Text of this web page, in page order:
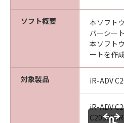
の関連会社、それらの販
のいずれも、「本ソフト
品性および特定の目的へ
め、いかなる保証も、明
問わず一切しないものと
(2) キヤノン、キヤノンの
ンの子会社、キヤノンの関
売代理店または販売店の
ウェア」の使用または使
なる損害（逸失利益およ
ソフト概要
本ソフト
バーシー
本ソフト
ートを作
対象製品 iR-ADV
iR-ADV
C2030F/